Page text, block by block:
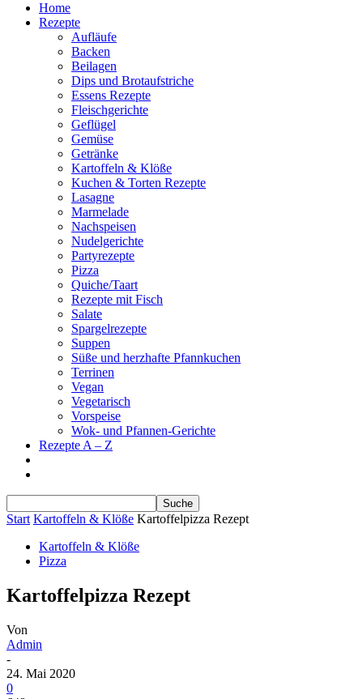
Home
Rezepte
Aufläufe
Backen
Beilagen
Dips und Brotaufstriche
Essens Rezepte
Fleischgerichte
Geflügel
Gemüse
Getränke
Kartoffeln & Klöße
Kuchen & Torten Rezepte
Lasagne
Marmelade
Nachspeisen
Nudelgerichte
Partyrezepte
Pizza
Quiche/Taart
Rezepte mit Fisch
Salate
Spargelrezepte
Suppen
Süße und herzhafte Pfannkuchen
Terrinen
Vegan
Vegetarisch
Vorspeise
Wok- und Pfannen-Gerichte
Rezepte A – Z
Start Kartoffeln & Klöße Kartoffelpizza Rezept
Kartoffeln & Klöße
Pizza
Kartoffelpizza Rezept
Von
Admin
-
24. Mai 2020
0